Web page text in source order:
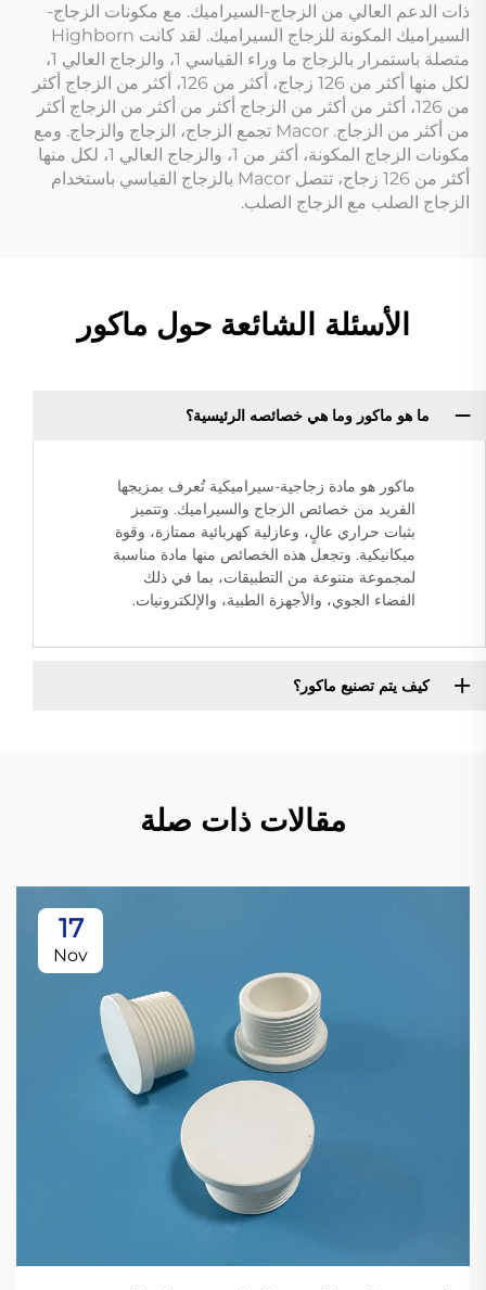
ذات الدعم العالي من الزجاج-السيراميك. مع مكونات الزجاج-
السيراميك المكونة للزجاج السيراميك. لقد كانت Highborn
متصلة باستمرار بالزجاج ما وراء القياسي 1، والزجاج العالي 1،
لكل منها أكثر من 126 زجاج، أكثر من 126، أكثر من الزجاج أكثر
من 126، أكثر من أكثر من الزجاج أكثر من أكثر من الزجاج أكثر
من أكثر من الزجاج. Macor تجمع الزجاج، الزجاج والزجاج. ومع
مكونات الزجاج المكونة، أكثر من 1، والزجاج العالي 1، لكل منها
أكثر من 126 زجاج، تتصل Macor بالزجاج القياسي باستخدام
الزجاج الصلب مع الزجاج الصلب.
الأسئلة الشائعة حول ماكور
ما هو ماكور وما هي خصائصه الرئيسية؟
ماكور هو مادة زجاجية-سيراميكية تُعرف بمزيجها
الفريد من خصائص الزجاج والسيراميك. وتتميز
بثبات حراري عالٍ، وعازلية كهربائية ممتازة، وقوة
ميكانيكية. وتجعل هذه الخصائص منها مادة مناسبة
لمجموعة متنوعة من التطبيقات، بما في ذلك
الفضاء الجوي، والأجهزة الطبية، والإلكترونيات.
كيف يتم تصنيع ماكور؟
مقالات ذات صلة
17
Nov